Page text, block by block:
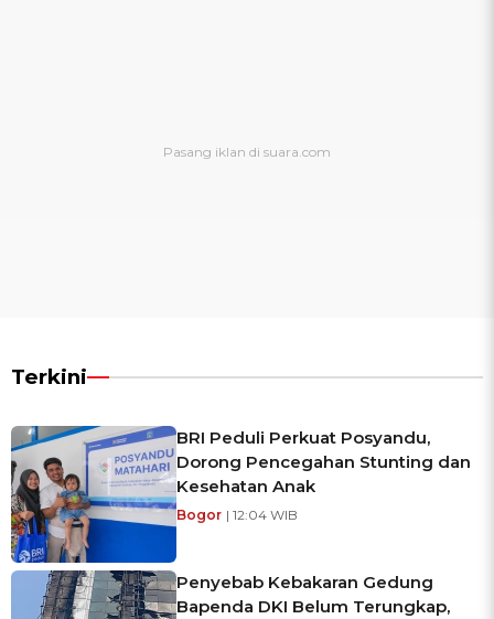
Terkini
BRI Peduli Perkuat Posyandu,
Dorong Pencegahan Stunting dan
Kesehatan Anak
Bogor | 12:04 WIB
Penyebab Kebakaran Gedung
Bapenda DKI Belum Terungkap,